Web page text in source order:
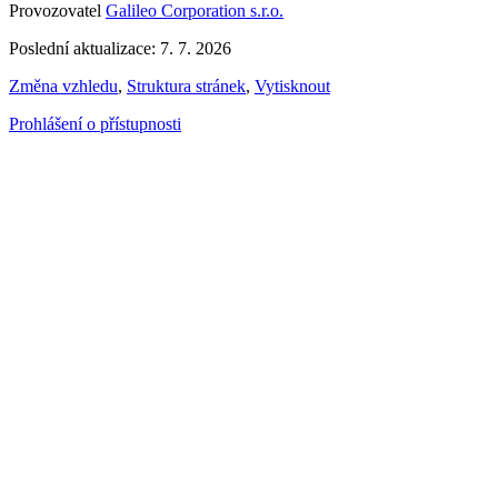
Provozovatel Galileo Corporation s.r.o.
Poslední aktualizace: 7. 7. 2026
Změna vzhledu, Struktura stránek, Vytisknout
Prohlášení o přístupnosti